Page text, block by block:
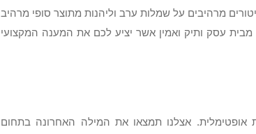
מרהיבים על שמלות ערב וליהנות מתוצר סופי מרהיב
עסק ותיק ואמין אשר יציע לכם את המענה המקצועי
אופטימלית. אצלנו תמצאו את המילה האחרונה בתחום